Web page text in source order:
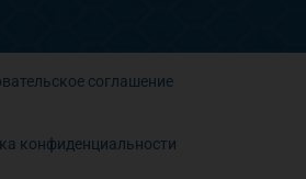
соглашение
конфиденциальности